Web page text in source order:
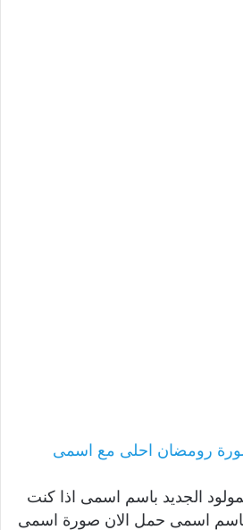
رومضان احلى مع اسمى
الجديد باسم اسمى اذا كنت
اسمى حمل الان صورة اسمى